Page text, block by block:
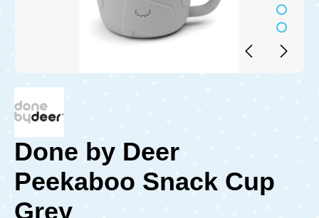
Done by Deer
Peekaboo Snack Cup
Grey